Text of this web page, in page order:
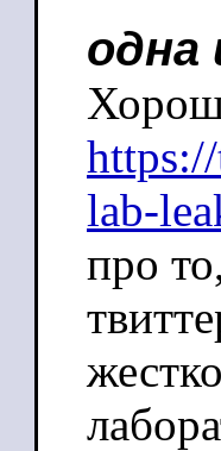
одна
lab-
про